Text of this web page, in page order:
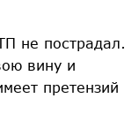
не пострадал.
вину и
претензий